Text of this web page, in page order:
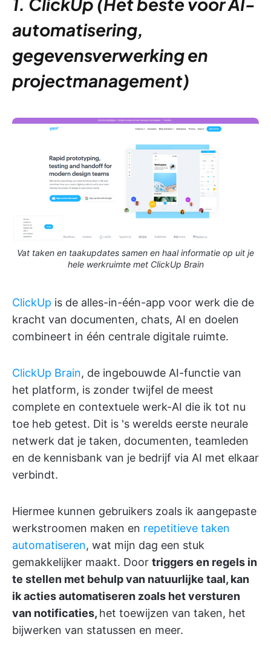
automatisering,
gegevensverwerking en
projectmanagement)
Vat taken en taakupdates samen en haal informatie op uit je
hele werkruimte met ClickUp Brain
ClickUp is de alles-in-één-app voor werk die de
kracht van documenten, chats, AI en doelen
combineert in één centrale digitale ruimte.
ClickUp Brain, de ingebouwde AI-functie van
het platform, is zonder twijfel de meest
complete en contextuele werk-AI die ik tot nu
toe heb getest. Dit is 's werelds eerste neurale
netwerk dat je taken, documenten, teamleden
en de kennisbank van je bedrijf via AI met elkaar
verbindt.
Hiermee kunnen gebruikers zoals ik aangepaste
werkstroomen maken en repetitieve taken
automatiseren, wat mijn dag een stuk
gemakkelijker maakt. Door triggers en regels in
te stellen met behulp van natuurlijke taal, kan
ik acties automatiseren zoals het versturen
van notificaties, het toewijzen van taken, het
bijwerken van statussen en meer.